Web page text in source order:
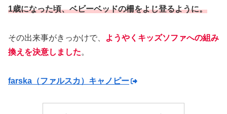
1歳になった頃、ベビーベッドの柵をよじ登るように。
その出来事がきっかけで、
ようやくキッズソファへの組み
換えを決意しました。
farska（ファルスカ）キャノピー